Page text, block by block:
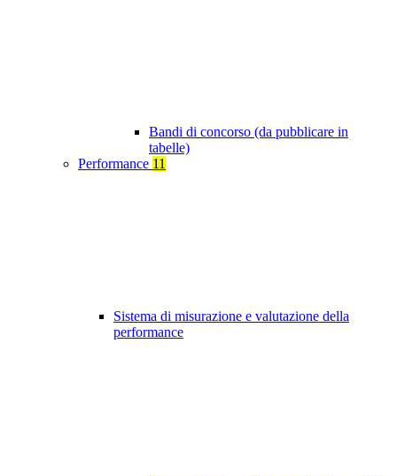
Bandi di concorso (da pubblicare in
tabelle)
Performance 11
Sistema di misurazione e valutazione della
performance